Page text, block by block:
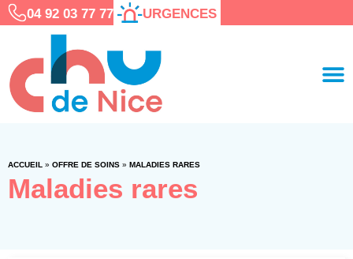
04 92 03 77 77 URGENCES
ACCUEIL » OFFRE DE SOINS » MALADIES RARES
Maladies rares